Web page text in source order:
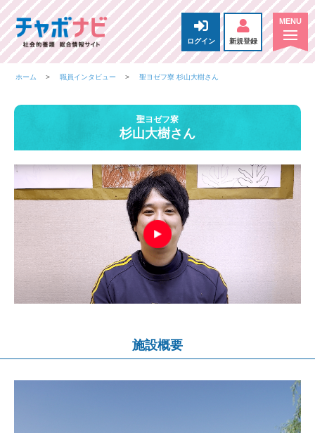
ログイン 新規登録
ホーム 職員インタビュー 聖ヨゼフ寮 杉山大樹さん
聖ヨゼフ寮
杉山大樹さん
施設概要